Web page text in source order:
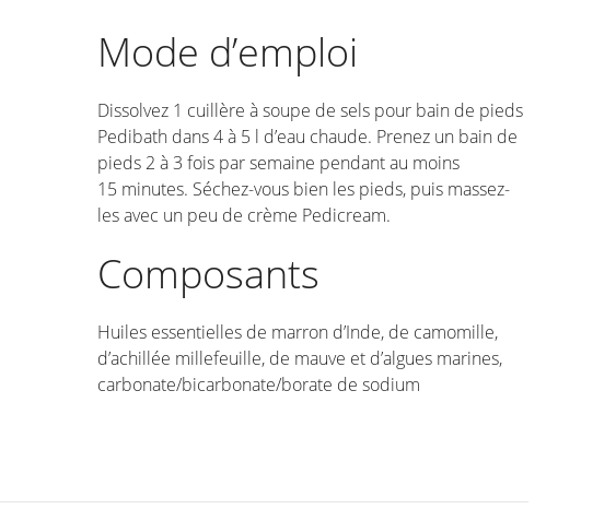
Mode d’emploi
Dissolvez 1 cuillère à soupe de sels pour bain de pieds
Pedibath dans 4 à 5 l d’eau chaude. Prenez un bain de
pieds 2 à 3 fois par semaine pendant au moins
15 minutes. Séchez-vous bien les pieds, puis massez-
les avec un peu de crème Pedicream.
Composants
Huiles essentielles de marron d’Inde, de camomille,
d’achillée millefeuille, de mauve et d’algues marines,
carbonate/bicarbonate/borate de sodium